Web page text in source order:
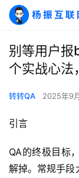
别等用户
个实战心法
转转QA 2025年9
引言
QA的终极目标
解掉。常规手段